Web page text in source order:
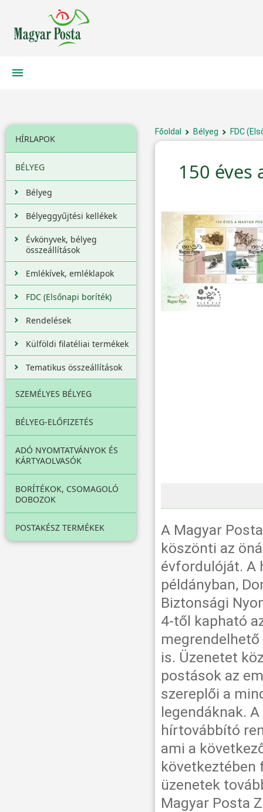
HÍRLAPOK
BÉLYEG
Bélyeg
Bélyeggyűjtési kellékek
Évkönyvek, bélyeg
összeállítások
Emlékívek, emléklapok
FDC (Elsőnapi boríték)
Rendelések
Külföldi filatéliai termékek
Tematikus összeállítások
SZEMÉLYES BÉLYEG
BÉLYEG-ELŐFIZETÉS
ADÓ NYOMTATVÁNYOK ÉS
KÁRTYAOLVASÓK
BORÍTÉKOK, CSOMAGOLÓ
DOBOZOK
POSTAKÉSZ TERMÉKEK
Főoldal Bélyeg FDC
150 éves
A Magyar
köszönti az
évfordulóját. A
példányban,
Biztonsági
4-től kapható
is. Üzenetet
postások az
szereplői a
legendáknak.
hírtovábbító
ami a
következtében
üzenetek
Magyar Posta